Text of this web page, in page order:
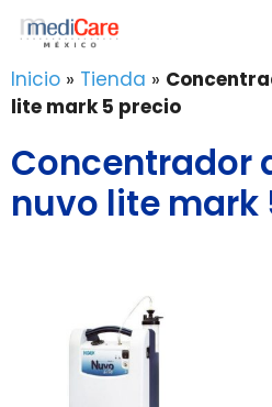
Saltar
contenido
Inicio » Tienda »
lite mark 5 precio
Concentrador
nuvo lite mark